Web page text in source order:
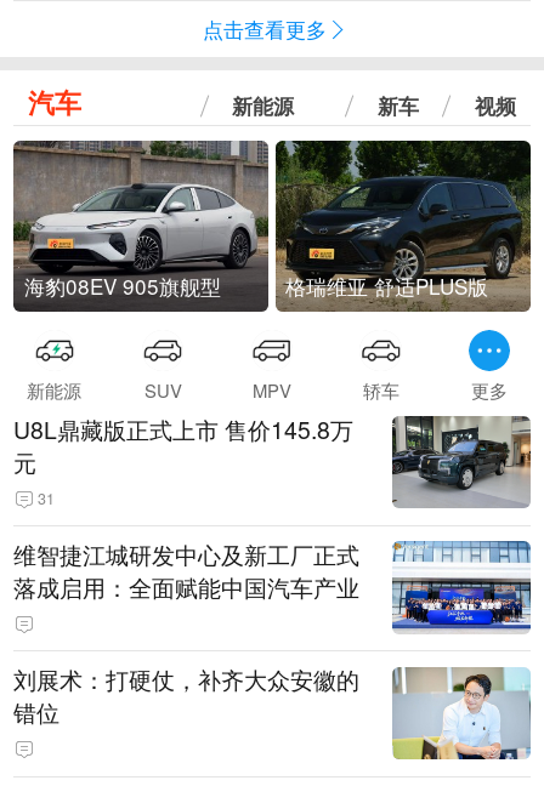
点击查看更多
汽车 新能源 新车 视频
海豹08EV 905旗舰型 格瑞维亚 舒适PLUS版
新能源 SUV MPV 轿车 更多
U8L鼎藏版正式上市 售价145.8万
元
31
维智捷江城研发中心及新工厂正式
落成启用：全面赋能中国汽车产业
刘展术：打硬仗，补齐大众安徽的
错位